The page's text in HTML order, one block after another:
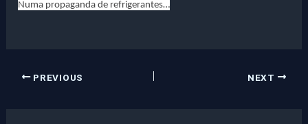
Numa propaganda de refrigerantes…
PREVIOUS NEXT